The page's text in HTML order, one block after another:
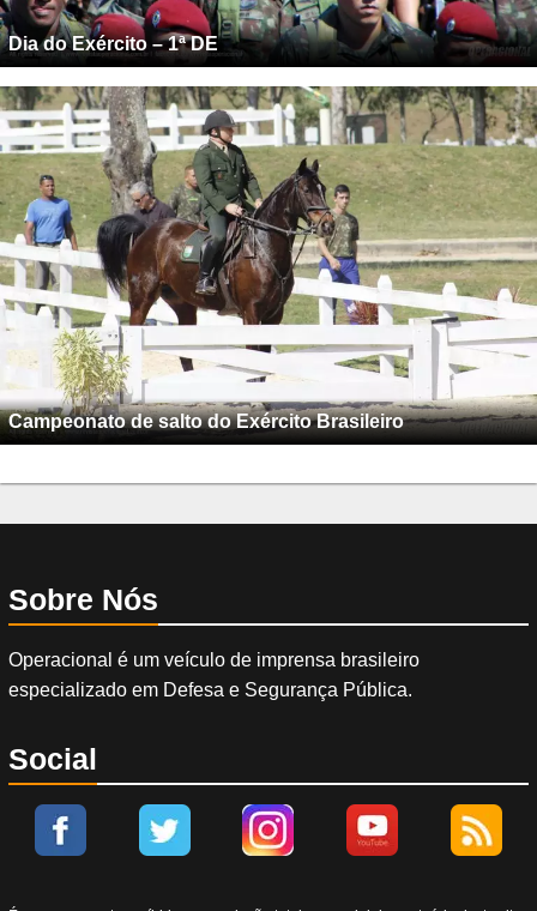
Dia do Exército – 1ª DE
Campeonato de salto do Exército Brasileiro
Sobre Nós
Operacional é um veículo de imprensa brasileiro
especializado em Defesa e Segurança Pública.
Social